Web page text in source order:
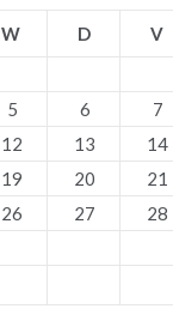
W D V
5 6 7
12 13 14
19 20 21
26 27 28